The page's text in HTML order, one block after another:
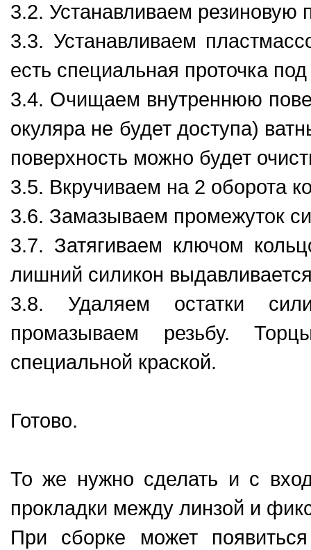
3.2. Устанавливаем резиновую
3.3. Устанавливаем
есть специальная проточка
3.4. Очищаем внутреннюю
окуляра не будет доступа)
поверхность можно будет
3.5. Вкручиваем на 2 оборота
3.6. Замазываем промежуток
3.7. Затягиваем ключом
лишний силикон
3.8. Удаляем остатки
промазываем резьбу.
специальной краской.
Готово.
То же нужно сделать и с
прокладки между линзой и
При сборке может